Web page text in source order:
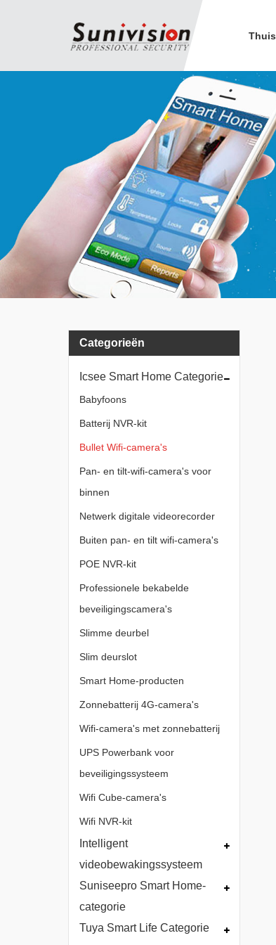
Thuis
Categorieën
Icsee Smart Home Categorie
Babyfoons
Batterij NVR-kit
Bullet Wifi-camera's
Pan- en tilt-wifi-camera's voor
binnen
Netwerk digitale videorecorder
Buiten pan- en tilt wifi-camera's
POE NVR-kit
Professionele bekabelde
beveiligingscamera's
Slimme deurbel
Slim deurslot
Smart Home-producten
Zonnebatterij 4G-camera's
Wifi-camera's met zonnebatterij
UPS Powerbank voor
beveiligingssysteem
Wifi Cube-camera's
Wifi NVR-kit
Intelligent
videobewakingssysteem
Suniseepro Smart Home-
categorie
Tuya Smart Life Categorie